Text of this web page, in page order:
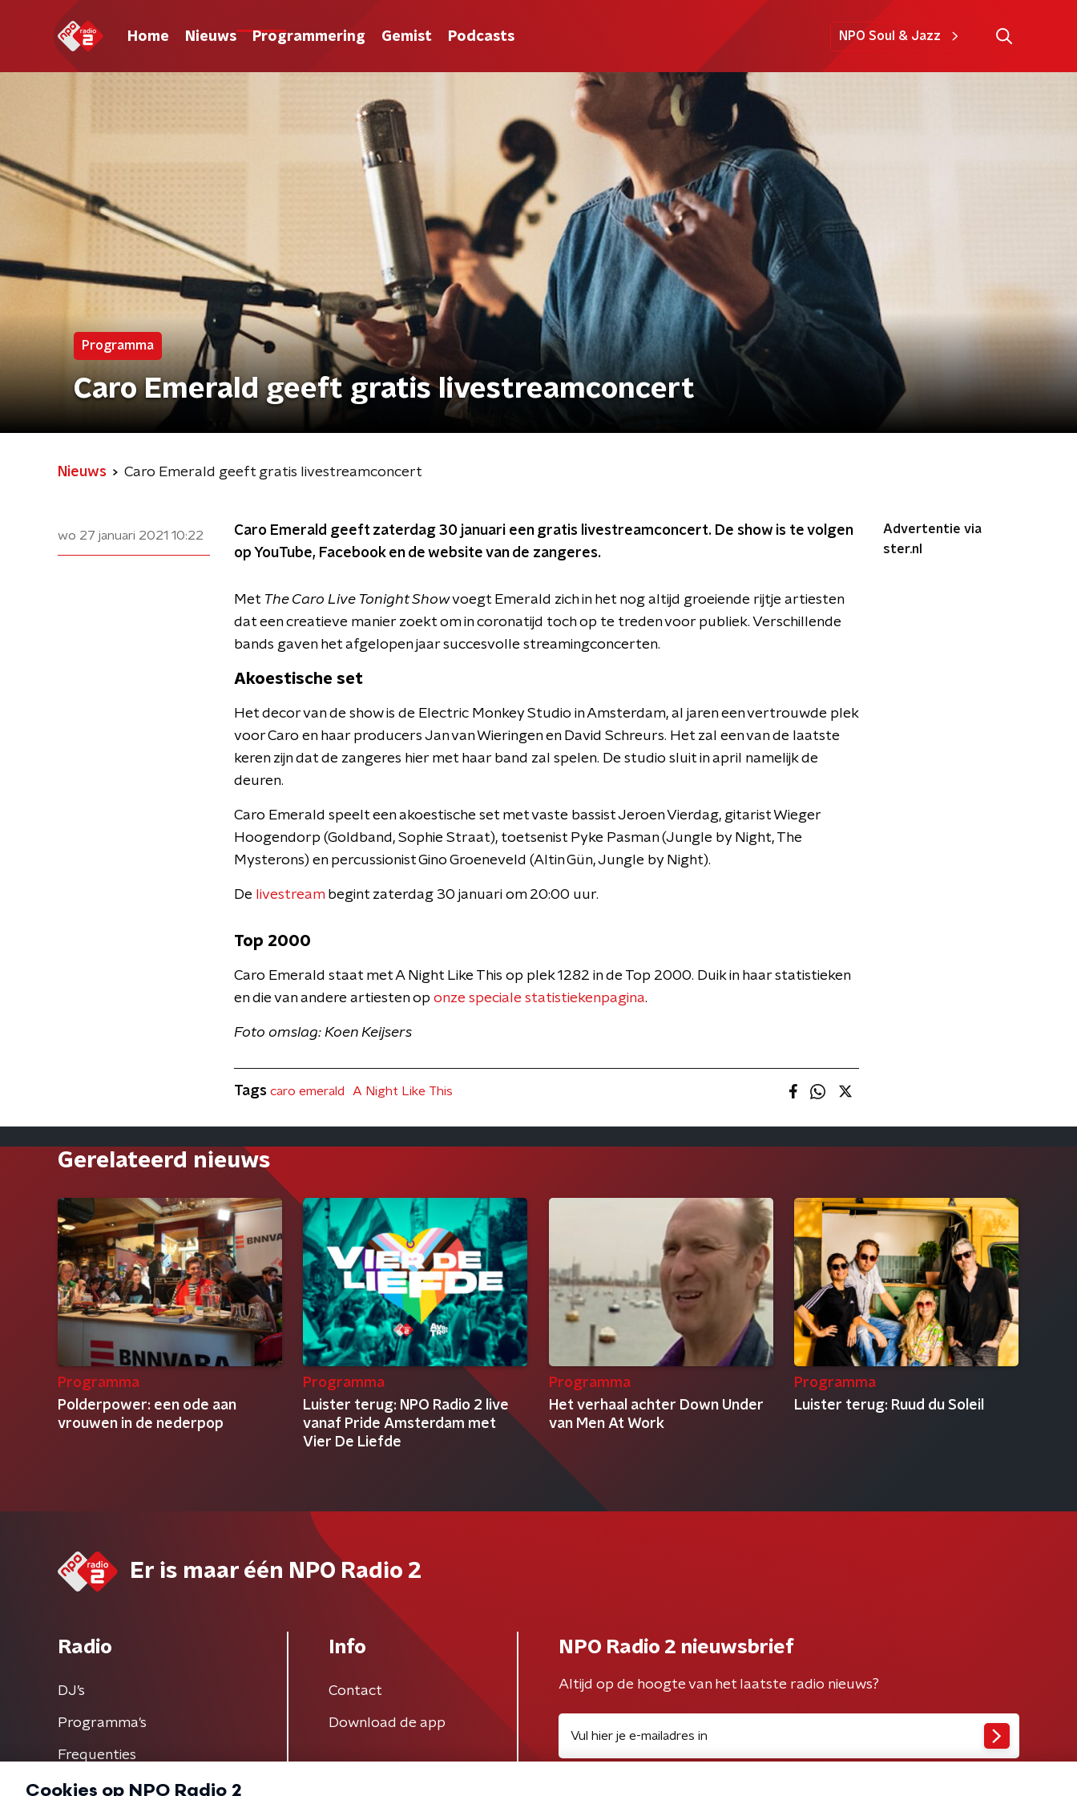
Home Nieuws Programmering Gemist Podcasts NPO Soul & Jazz
Programma
Caro Emerald geeft gratis livestreamconcert
Nieuws Caro Emerald geeft gratis livestreamconcert
wo 27 januari 2021 10:22
Caro Emerald geeft zaterdag 30 januari een gratis livestreamconcert. De show is te volgen
op YouTube, Facebook en de website van de zangeres.
Met The Caro Live Tonight Showvoegt Emerald zich in het nog altijd groeiende rijtje artiesten
dat een creatieve manier zoekt om in coronatijd toch op te treden voor publiek. Verschillende
bands gaven het afgelopen jaar succesvolle streamingconcerten.
Akoestische set
Het decor van de show is de Electric Monkey Studio in Amsterdam, al jaren een vertrouwde plek
voor Caro en haar producers Jan van Wieringen en David Schreurs. Het zal een van de laatste
keren zijn dat de zangeres hier met haar band zal spelen. De studio sluit in april namelijk de
deuren.
Caro Emerald speelt een akoestische set met vaste bassist Jeroen Vierdag, gitarist Wieger
Hoogendorp (Goldband, Sophie Straat), toetsenist Pyke Pasman (Jungle by Night, The
Mysterons) en percussionist Gino Groeneveld (Altin Gün, Jungle by Night).
De livestream begint zaterdag 30 januari om 20:00 uur.
Top 2000
Caro Emerald staat met A Night Like This op plek 1282 in de Top 2000. Duik in haar statistieken
en die van andere artiesten op onze speciale statistiekenpagina.
Foto omslag: Koen Keijsers
Advertentie via
ster.nl
Tags caro emerald A Night Like This
Gerelateerd nieuws
Programma
Polderpower: een ode aan
vrouwen in de nederpop
Programma
Luister terug: NPO Radio 2 live
vanaf Pride Amsterdam met
Vier De Liefde
Programma
Het verhaal achter Down Under
van Men At Work
Programma
Luister terug: Ruud du Soleil
Er is maar één NPO Radio 2
Radio
DJ’s
Programma's
Frequenties
Info
Contact
Download de app
NPO Radio 2 nieuwsbrief
Altijd op de hoogte van het laatste radio nieuws?